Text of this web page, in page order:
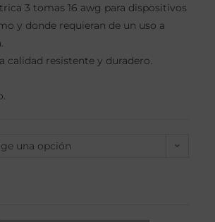
3 tomas 16 awg para dispositivos
y donde requieran de un uso a
calidad resistente y duradero.
una opción